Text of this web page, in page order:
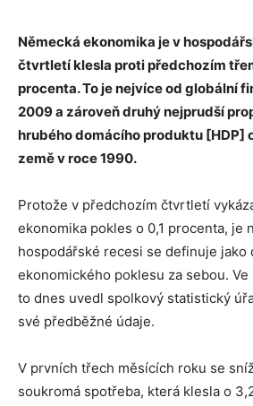
Německá ekonomika je v
čtvrtletí klesla proti předchozím
procenta. To je nejvíce od globální
2009 a zároveň druhý nejprudší
hrubého domácího produktu [HDP]
země v roce 1990.
Protože v předchozím čtvrtletí
ekonomika pokles o 0,1 procenta, je
hospodářské recesi se definuje
ekonomického poklesu za sebou.
to dnes uvedl spolkový statistický
své předběžné údaje.
V prvních třech měsících roku se
soukromá spotřeba, která klesla o